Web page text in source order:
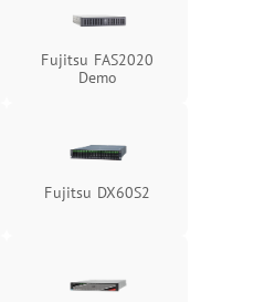
Fujitsu FAS2020
Demo
Fujitsu DX60S2